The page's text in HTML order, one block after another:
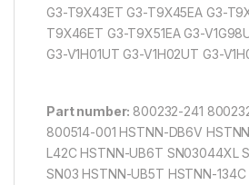
G3-T9X43ET G3-T9X45EA G3-
T9X46ET G3-T9X51EA G3-
G3-V1H01UT G3-V1H02UT G3-
Part number: 800232-241
800514-001 HSTNN-DB6V
L42C HSTNN-UB6T SN03044XL
SN03 HSTNN-UB5T HSTNN-134C